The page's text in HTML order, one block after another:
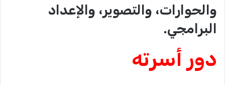
والحوارات، والتصوير، والإعداد
البرامجي.
دور أسرته